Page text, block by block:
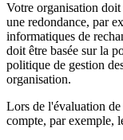
Votre organisation doit
une redondance, par
informatiques de
doit être basée sur la
politique de gestion
organisation.
Lors de l'évaluation de
compte, par exemple,